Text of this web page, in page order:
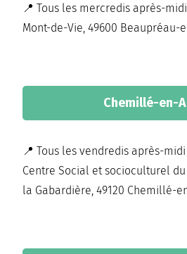
📍 Tous les mercredis après-
Mont-de-Vie, 49600 Beaupréau-
Chemillé-en-
📍 Tous les vendredis après-
Centre Social et socioculturel
la Gabardière, 49120 Chemillé-